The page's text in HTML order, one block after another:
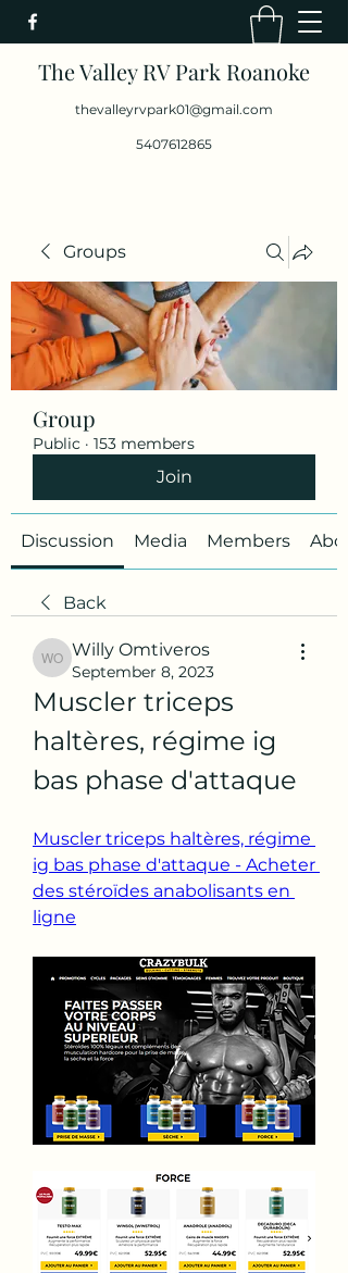
The Valley RV Park Roanoke
thevalleyrvpark01@gmail.com
5407612865
Groups
Group
Public · 153 members
Join
Discussion Media Members
Back
Willy Omtiveros
Willy Omtiveros
September 8, 2023
Muscler triceps
haltères, régime ig
bas phase d'attaque
Muscler triceps haltères, régime
ig bas phase d'attaque - Acheter
des stéroïdes anabolisants en
ligne